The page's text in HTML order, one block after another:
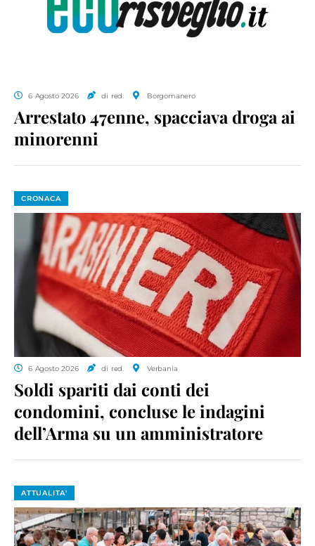
6 Agosto 2026 di red. Borgomanero
Arrestato 47enne, spacciava droga ai
minorenni
CRONACA
6 Agosto 2026 di red. Verbania
Soldi spariti dai conti dei
condomini, concluse le indagini
dell’Arma su un amministratore
ATTUALITA'